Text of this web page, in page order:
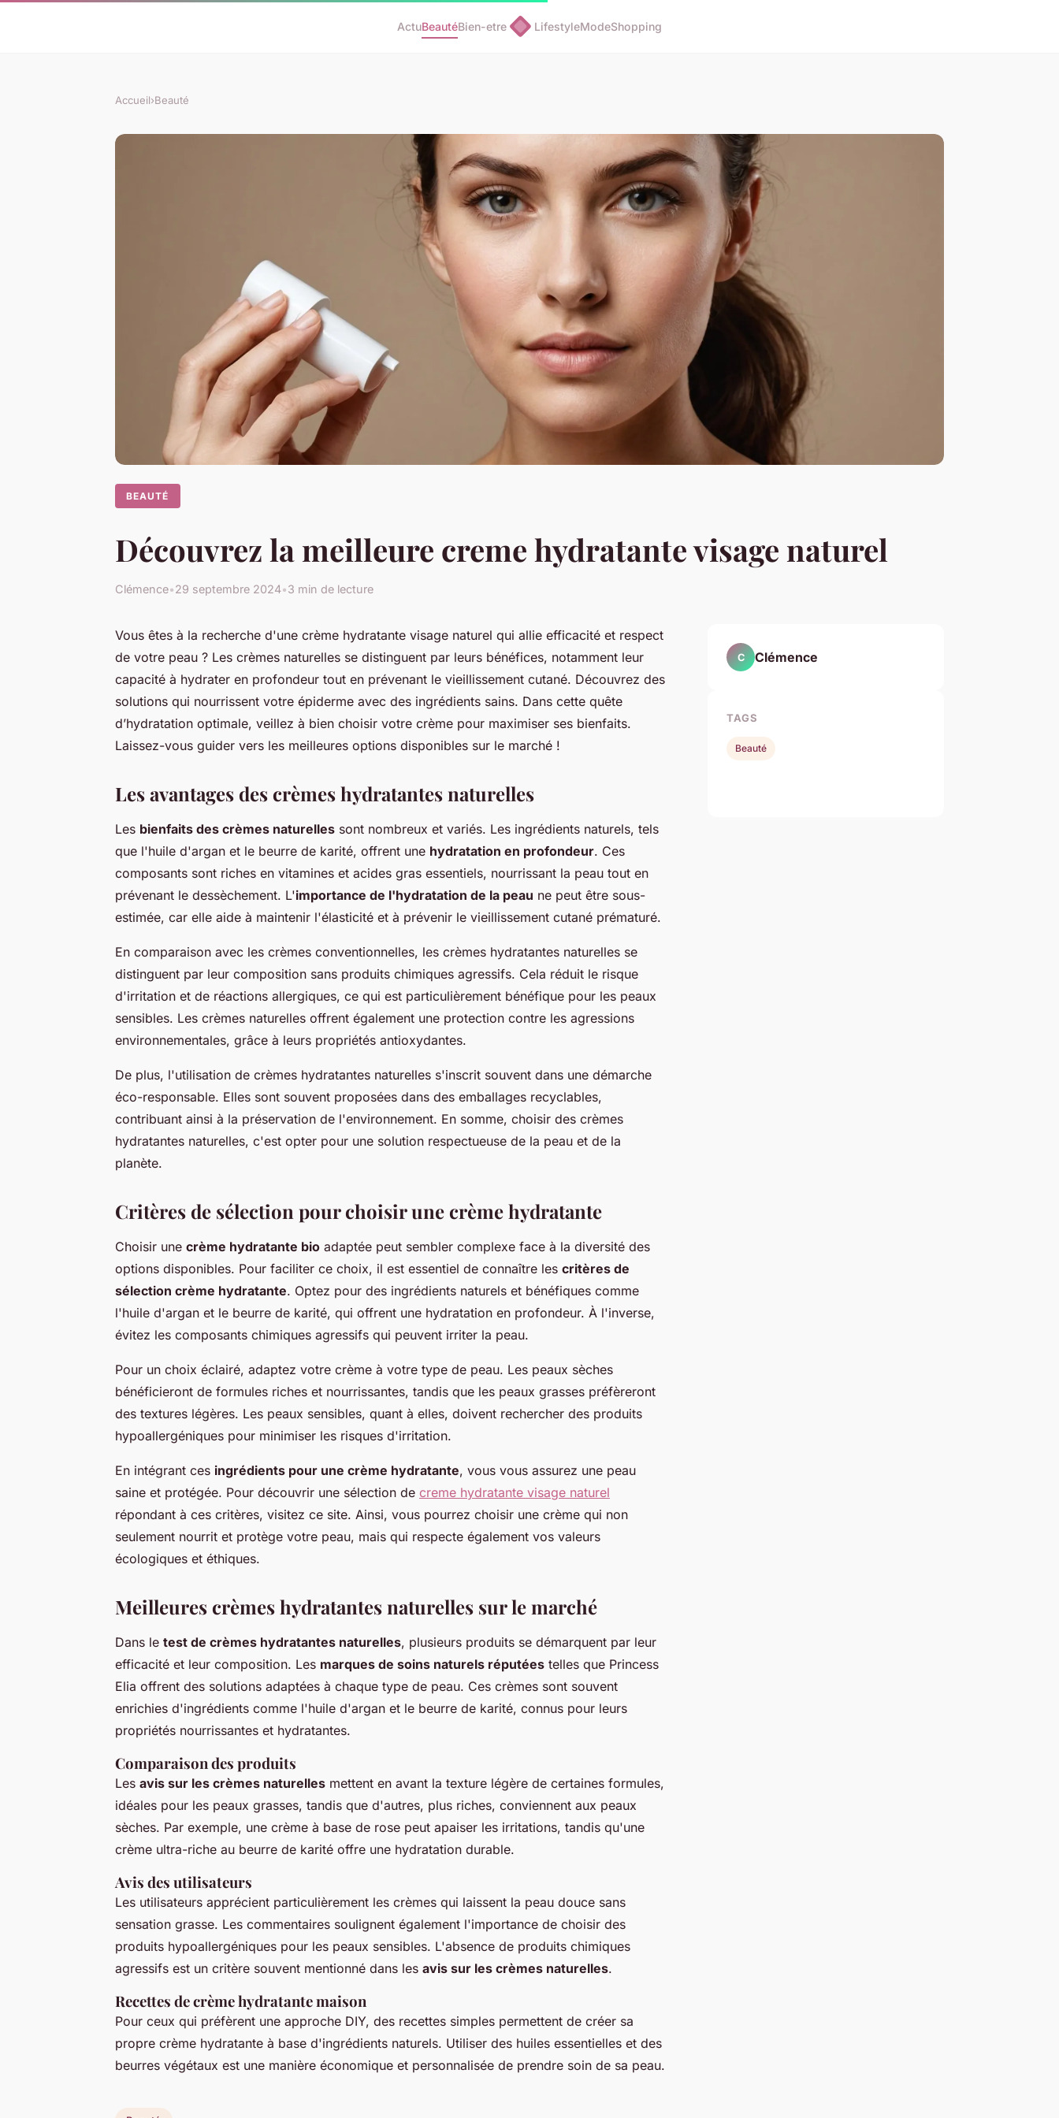
ActuBeautéBien-etre LifestyleModeShopping
Accueil›Beauté
BEAUTÉ
Découvrez la meilleure creme hydratante visage naturel
Clémence•29 septembre 2024•3 min de lecture
Vous êtes à la recherche d'une crème hydratante visage naturel qui allie efficacité et respect
de votre peau ? Les crèmes naturelles se distinguent par leurs bénéfices, notamment leur
capacité à hydrater en profondeur tout en prévenant le vieillissement cutané. Découvrez des
solutions qui nourrissent votre épiderme avec des ingrédients sains. Dans cette quête
d’hydratation optimale, veillez à bien choisir votre crème pour maximiser ses bienfaits.
Laissez-vous guider vers les meilleures options disponibles sur le marché !
Les avantages des crèmes hydratantes naturelles
Les bienfaits des crèmes naturelles sont nombreux et variés. Les ingrédients naturels, tels
que l'huile d'argan et le beurre de karité, offrent une hydratation en profondeur. Ces
composants sont riches en vitamines et acides gras essentiels, nourrissant la peau tout en
prévenant le dessèchement. L'importance de l'hydratation de la peau ne peut être sous-
estimée, car elle aide à maintenir l'élasticité et à prévenir le vieillissement cutané prématuré.
En comparaison avec les crèmes conventionnelles, les crèmes hydratantes naturelles se
distinguent par leur composition sans produits chimiques agressifs. Cela réduit le risque
d'irritation et de réactions allergiques, ce qui est particulièrement bénéfique pour les peaux
sensibles. Les crèmes naturelles offrent également une protection contre les agressions
environnementales, grâce à leurs propriétés antioxydantes.
De plus, l'utilisation de crèmes hydratantes naturelles s'inscrit souvent dans une démarche
éco-responsable. Elles sont souvent proposées dans des emballages recyclables,
contribuant ainsi à la préservation de l'environnement. En somme, choisir des crèmes
hydratantes naturelles, c'est opter pour une solution respectueuse de la peau et de la
planète.
Critères de sélection pour choisir une crème hydratante
Choisir une crème hydratante bio adaptée peut sembler complexe face à la diversité des
options disponibles. Pour faciliter ce choix, il est essentiel de connaître les critères de
sélection crème hydratante. Optez pour des ingrédients naturels et bénéfiques comme
l'huile d'argan et le beurre de karité, qui offrent une hydratation en profondeur. À l'inverse,
évitez les composants chimiques agressifs qui peuvent irriter la peau.
Pour un choix éclairé, adaptez votre crème à votre type de peau. Les peaux sèches
bénéficieront de formules riches et nourrissantes, tandis que les peaux grasses préfèreront
des textures légères. Les peaux sensibles, quant à elles, doivent rechercher des produits
hypoallergéniques pour minimiser les risques d'irritation.
En intégrant ces ingrédients pour une crème hydratante, vous vous assurez une peau
saine et protégée. Pour découvrir une sélection de creme hydratante visage naturel
répondant à ces critères, visitez ce site. Ainsi, vous pourrez choisir une crème qui non
seulement nourrit et protège votre peau, mais qui respecte également vos valeurs
écologiques et éthiques.
Meilleures crèmes hydratantes naturelles sur le marché
Dans le test de crèmes hydratantes naturelles, plusieurs produits se démarquent par leur
efficacité et leur composition. Les marques de soins naturels réputées telles que Princess
Elia offrent des solutions adaptées à chaque type de peau. Ces crèmes sont souvent
enrichies d'ingrédients comme l'huile d'argan et le beurre de karité, connus pour leurs
propriétés nourrissantes et hydratantes.
Comparaison des produits
Les avis sur les crèmes naturelles mettent en avant la texture légère de certaines formules,
idéales pour les peaux grasses, tandis que d'autres, plus riches, conviennent aux peaux
sèches. Par exemple, une crème à base de rose peut apaiser les irritations, tandis qu'une
crème ultra-riche au beurre de karité offre une hydratation durable.
Avis des utilisateurs
Les utilisateurs apprécient particulièrement les crèmes qui laissent la peau douce sans
sensation grasse. Les commentaires soulignent également l'importance de choisir des
produits hypoallergéniques pour les peaux sensibles. L'absence de produits chimiques
agressifs est un critère souvent mentionné dans les avis sur les crèmes naturelles.
Recettes de crème hydratante maison
Pour ceux qui préfèrent une approche DIY, des recettes simples permettent de créer sa
propre crème hydratante à base d'ingrédients naturels. Utiliser des huiles essentielles et des
beurres végétaux est une manière économique et personnalisée de prendre soin de sa peau.
C Clémence
TAGS
Beauté